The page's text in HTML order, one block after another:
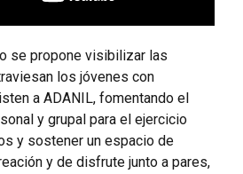
se propone visibilizar las
los jóvenes con
a ADANIL, fomentando el
y grupal para el ejercicio
y sostener un espacio de
y de disfrute junto a pares,